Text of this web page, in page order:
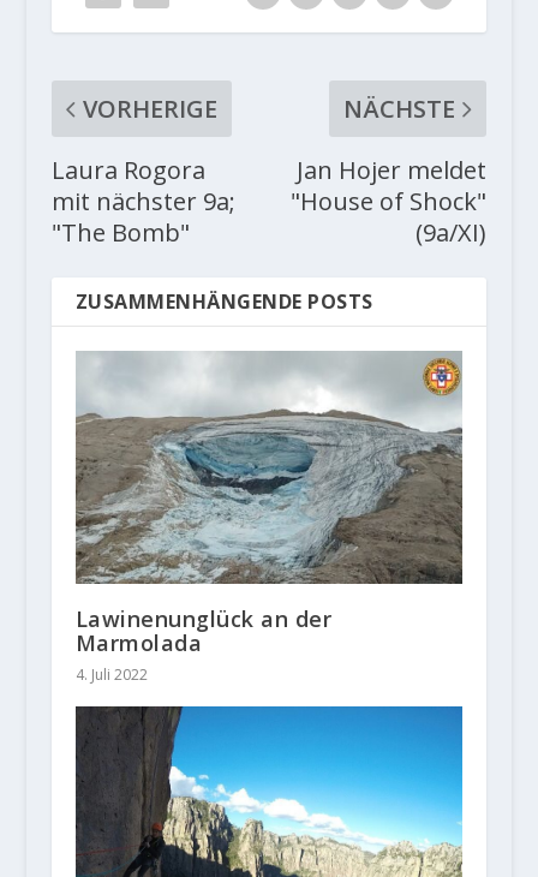
VORHERIGE
Laura Rogora
mit nächster 9a;
"The Bomb"
NÄCHSTE
Jan Hojer meldet
"House of Shock"
(9a/XI)
ZUSAMMENHÄNGENDE POSTS
Lawinenunglück an der
Marmolada
4. Juli 2022